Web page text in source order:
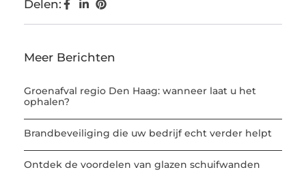
Delen:
Meer Berichten
Groenafval regio Den Haag: wanneer laat u het
ophalen?
Brandbeveiliging die uw bedrijf echt verder helpt
Ontdek de voordelen van glazen schuifwanden